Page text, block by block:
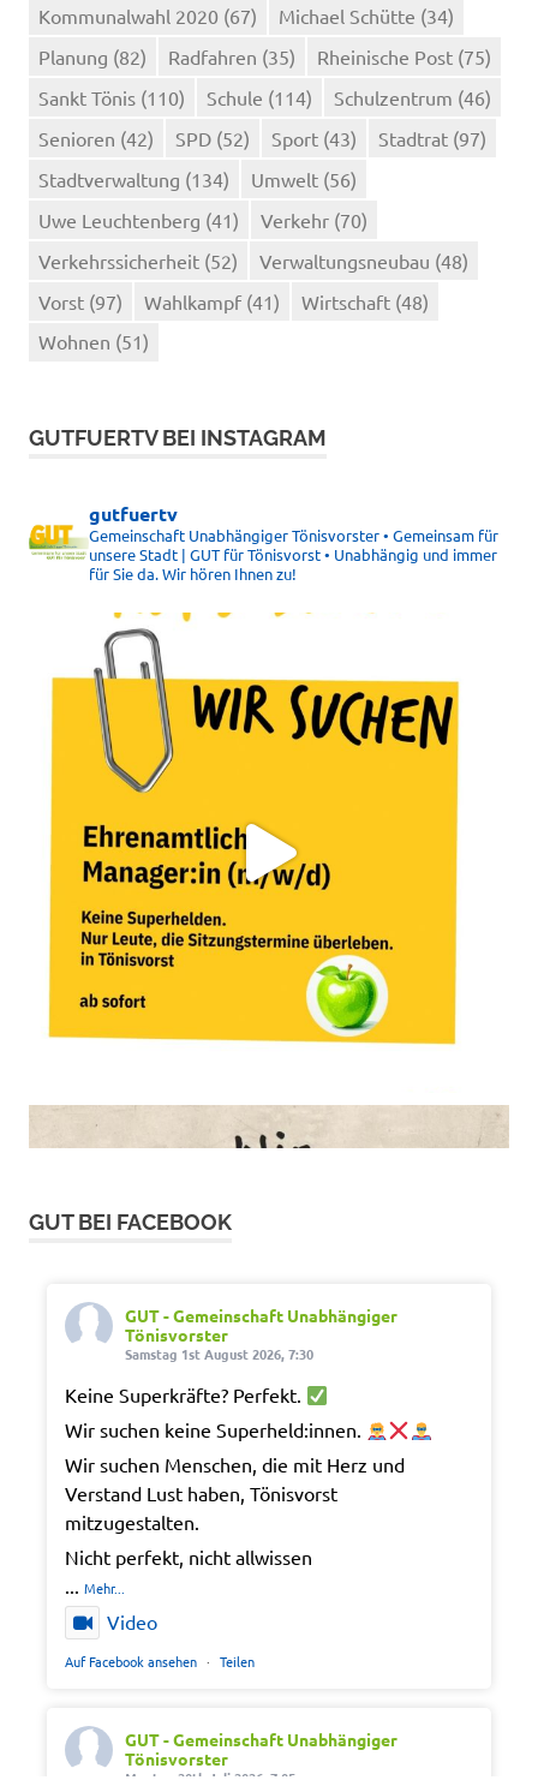
Kommunalwahl 2020 (67) Michael Schütte (34)
Planung (82) Radfahren (35) Rheinische Post (75)
Sankt Tönis (110) Schule (114) Schulzentrum (46)
Senioren (42) SPD (52) Sport (43) Stadtrat (97)
Stadtverwaltung (134) Umwelt (56)
Uwe Leuchtenberg (41) Verkehr (70)
Verkehrssicherheit (52) Verwaltungsneubau (48)
Vorst (97) Wahlkampf (41) Wirtschaft (48)
Wohnen (51)
GUTFUERTV BEI INSTAGRAM
gutfuertv
Gemeinschaft Unabhängiger Tönisvorster • Gemeinsam für
unsere Stadt | GUT für Tönisvorst • Unabhängig und immer
für Sie da. Wir hören Ihnen zu!
GUT BEI FACEBOOK
GUT - Gemeinschaft Unabhängiger
Tönisvorster
Samstag 1st August 2026, 7:30
Keine Superkräfte? Perfekt.
Wir suchen keine Superheld:innen.
Wir suchen Menschen, die mit Herz und
Verstand Lust haben, Tönisvorst
mitzugestalten.
Nicht perfekt, nicht allwissen
... Mehr...
Video
Auf Facebook ansehen · Teilen
GUT - Gemeinschaft Unabhängiger
Tönisvorster
Montag 20th Juli 2026, 7:05